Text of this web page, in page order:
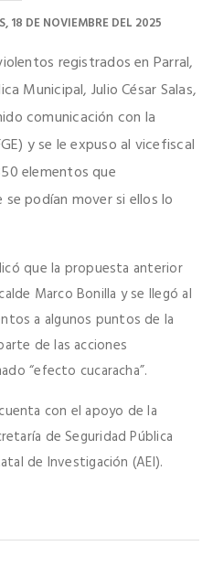
18 DE NOVIEMBRE DEL 2025
registrados en Parral,
Municipal, Julio César Salas,
comunicación con la
y se le expuso al vicefiscal
elementos que
podían mover si ellos lo
que la propuesta anterior
Marco Bonilla y se llegó al
a algunos puntos de la
de las acciones
“efecto cucaracha”.
con el apoyo de la
de Seguridad Pública
de Investigación (AEI).